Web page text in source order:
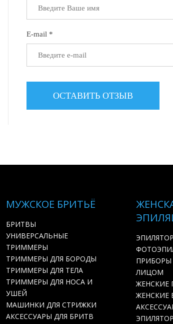
E-mail *
МУЖСКОЕ БРИТЬЁ
БРИТВЫ
УНИВЕРСАЛЬНЫЕ
ТРИММЕРЫ
ТРИММЕРЫ ДЛЯ БОРОДЫ
ТРИММЕРЫ ДЛЯ ТЕЛА
ТРИММЕРЫ ДЛЯ НОСА И
УШЕЙ
МАШИНКИ ДЛЯ СТРИЖКИ
АКСЕССУАРЫ ДЛЯ БРИТВ
ПРИБОРЫ
ЛИЦОМ
ЖЕНСКИЕ
ЖЕНСКИЕ